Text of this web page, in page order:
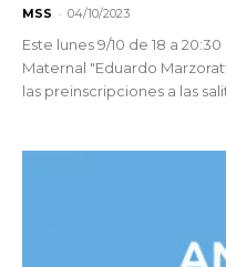
MSS - 04/10/2023
Este lunes 9/10 de 18 a
Maternal "Eduardo
las preinscripciones a las